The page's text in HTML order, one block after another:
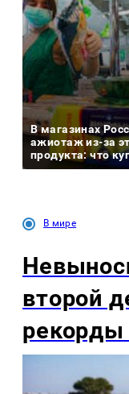
В магазинах
ажиотаж из-за
продукта: что
В мире
второй
рекорды